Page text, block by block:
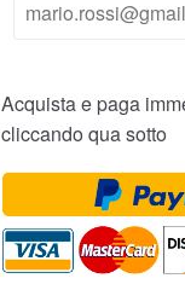
Acquista e paga
cliccando qua sotto